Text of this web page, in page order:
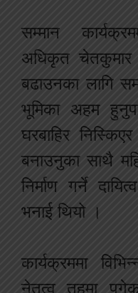
सम्मान
अधिकृत चेतकुमार
बढाउनका लागि
भूमिका अहम
घरबाहिर
बनाउनुका साथै
निर्माण गर्ने
भनाई थियो ।
कार्यक्रममा
नेतृत्व तहमा